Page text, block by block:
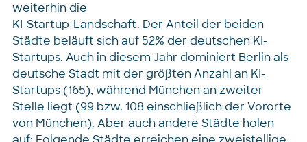
weiterhin die
KI-Startup-Landschaft. Der Anteil der beiden
Städte beläuft sich auf 52% der deutschen KI-
Startups. Auch in diesem Jahr dominiert Berlin als
deutsche Stadt mit der größten Anzahl an KI-
Startups (165), während München an zweiter
Stelle liegt (99 bzw. 108 einschließlich der Vororte
von München). Aber auch andere Städte holen